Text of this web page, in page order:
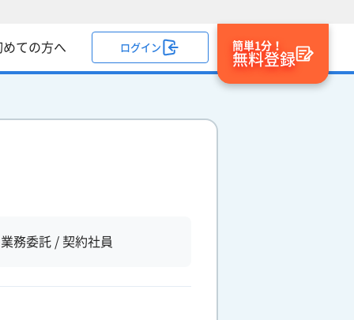
めての方へ ログイン 簡単1分！
無料登録
業務委託 / 契約社員